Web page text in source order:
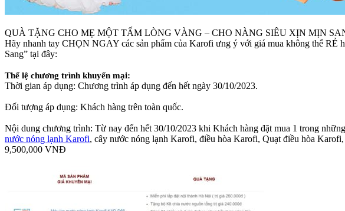
QUÀ TẶNG CHO MẸ MỘT TẤM LÒNG VÀNG – CHO NÀNG SIÊU XỊN MỊN
Hãy nhanh tay CHỌN NGAY các sản phẩm của Karofi ưng ý với giá mua không thể
Sang” tại đây:
Thể lệ chương trình khuyến mại:
Thời gian áp dụng: Chương trình áp dụng đến hết ngày 30/10/2023.
Đối tượng áp dụng: Khách hàng trên toàn quốc.
Nội dung chương trình: Từ nay đến hết 30/10/2023 khi Khách hàng đặt mua 1 trong
nước nóng lạnh Karofi, cây nước nóng lạnh Karofi, điều hòa Karofi, Quạt điều hòa
9,500,000 VNĐ